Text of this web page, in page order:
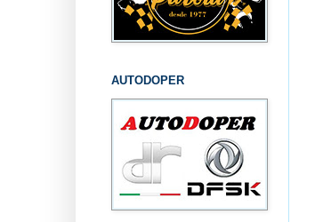
AUTODOPER